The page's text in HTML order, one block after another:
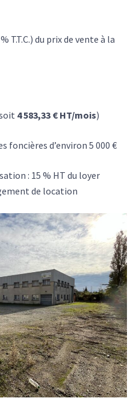
T.T.C.) du prix de vente à la
4 583,33 € HT/mois)
foncières d’environ 5 000 €
: 15 % HT du loyer
de location